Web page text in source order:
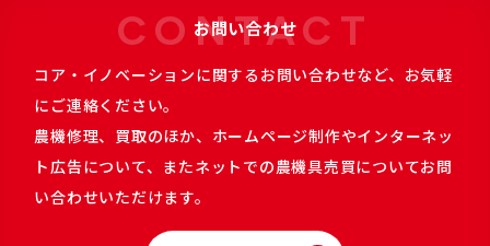
CONTACT
お問い合わせ
コア・イノベーションに関するお問い合わせなど、お気軽
にご連絡ください。
農機修理、買取のほか、ホームページ制作やインターネッ
ト広告について、またネットでの農機具売買についてお問
い合わせいただけます。